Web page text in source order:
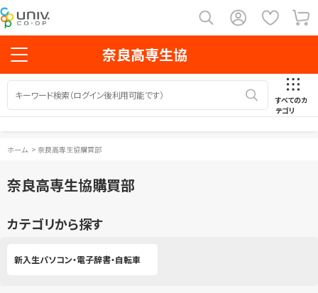
奈良高専生協
すべてのカ
テゴリ
ホーム > 奈良高専生協購買部
奈良高専生協購買部
カテゴリから探す
新入生パソコン・電子辞書・自転車